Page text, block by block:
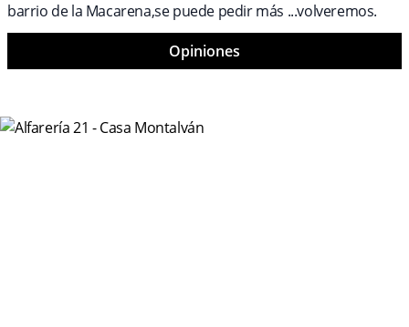
barrio de la Macarena,se puede pedir más ...volveremos.
Opiniones